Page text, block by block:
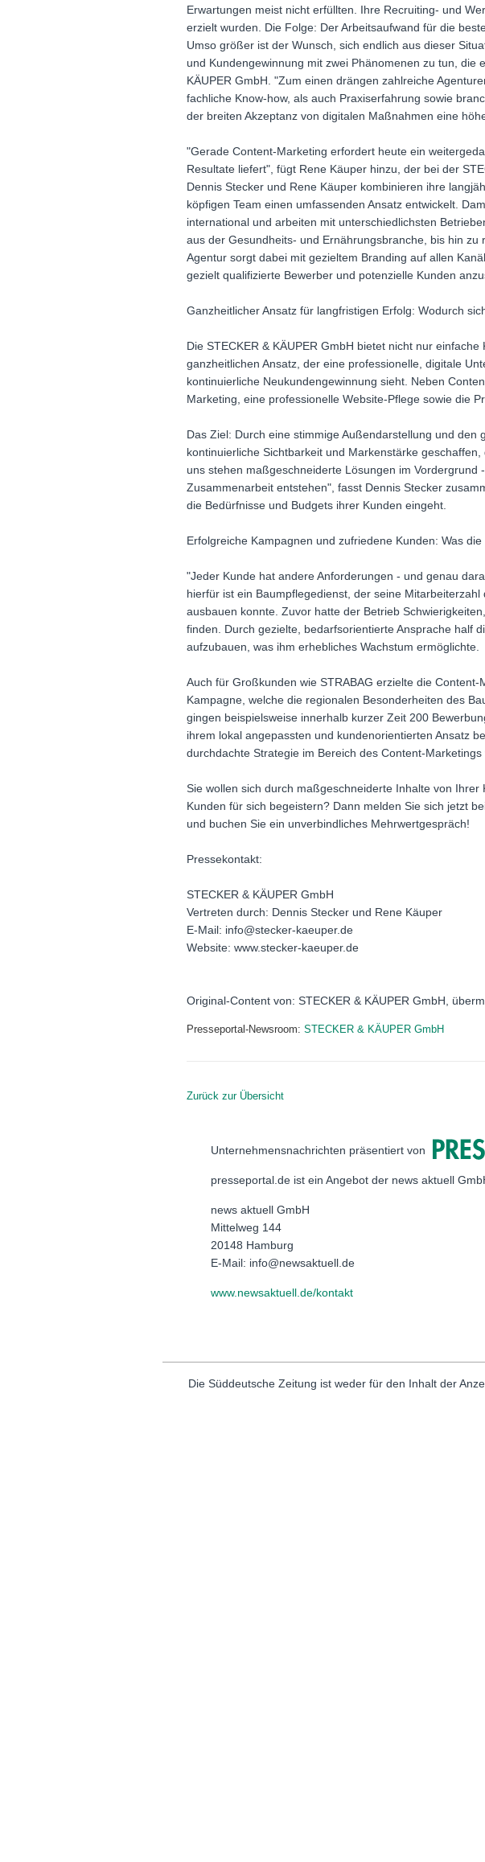
Erwartungen meist nicht erfüllten. Ihre Recruiting- und
erzielt wurden. Die Folge: Der Arbeitsaufwand für die
Umso größer ist der Wunsch, sich endlich aus dieser
und Kundengewinnung mit zwei Phänomenen zu tun, die
KÄUPER GmbH. "Zum einen drängen zahlreiche
fachliche Know-how, als auch Praxiserfahrung sowie
der breiten Akzeptanz von digitalen Maßnahmen eine
"Gerade Content-Marketing erfordert heute ein
Resultate liefert", fügt Rene Käuper hinzu, der bei der
Dennis Stecker und Rene Käuper kombinieren ihre
köpfigen Team einen umfassenden Ansatz entwickelt.
international und arbeiten mit unterschiedlichsten
aus der Gesundheits- und Ernährungsbranche, bis hin
Agentur sorgt dabei mit gezieltem Branding auf allen
gezielt qualifizierte Bewerber und potenzielle Kunden
Ganzheitlicher Ansatz für langfristigen Erfolg: Wodurch
Die STECKER & KÄUPER GmbH bietet nicht nur
ganzheitlichen Ansatz, der eine professionelle, digitale
kontinuierliche Neukundengewinnung sieht. Neben
Marketing, eine professionelle Website-Pflege sowie die
Das Ziel: Durch eine stimmige Außendarstellung und
kontinuierliche Sichtbarkeit und Markenstärke
uns stehen maßgeschneiderte Lösungen im
Zusammenarbeit entstehen", fasst Dennis Stecker
die Bedürfnisse und Budgets ihrer Kunden eingeht.
Erfolgreiche Kampagnen und zufriedene Kunden: Was
"Jeder Kunde hat andere Anforderungen - und genau
hierfür ist ein Baumpflegedienst, der seine
ausbauen konnte. Zuvor hatte der Betrieb
finden. Durch gezielte, bedarfsorientierte Ansprache half
aufzubauen, was ihm erhebliches Wachstum ermöglichte.
Auch für Großkunden wie STRABAG erzielte die
Kampagne, welche die regionalen Besonderheiten des
gingen beispielsweise innerhalb kurzer Zeit 200
ihrem lokal angepassten und kundenorientierten Ansatz
durchdachte Strategie im Bereich des Content-
Sie wollen sich durch maßgeschneiderte Inhalte von
Kunden für sich begeistern? Dann melden Sie sich jetzt
und buchen Sie ein unverbindliches Mehrwertgespräch!
Pressekontakt:
STECKER & KÄUPER GmbH
Vertreten durch: Dennis Stecker und Rene Käuper
E-Mail: info@stecker-kaeuper.de
Website: www.stecker-kaeuper.de
Original-Content von: STECKER & KÄUPER GmbH,
Presseportal-Newsroom: STECKER & KÄUPER GmbH
Zurück zur Übersicht
Unternehmensnachrichten präsentiert von
presseportal.de ist ein Angebot der news aktuell
news aktuell GmbH
Mittelweg 144
20148 Hamburg
E-Mail: info@newsaktuell.de
www.newsaktuell.de/kontakt
Die Süddeutsche Zeitung ist weder für den Inhalt der